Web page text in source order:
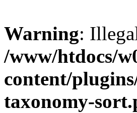
Warning:
/www/htdocs/
content/
taxonomy-